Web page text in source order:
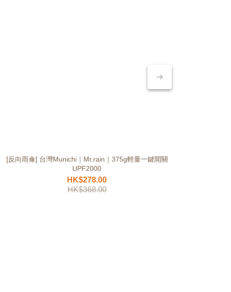
[反向雨傘] 台灣Munichi｜Mr.rain｜375g輕量一鍵開關
UPF2000
HK$278.00
HK$368.00